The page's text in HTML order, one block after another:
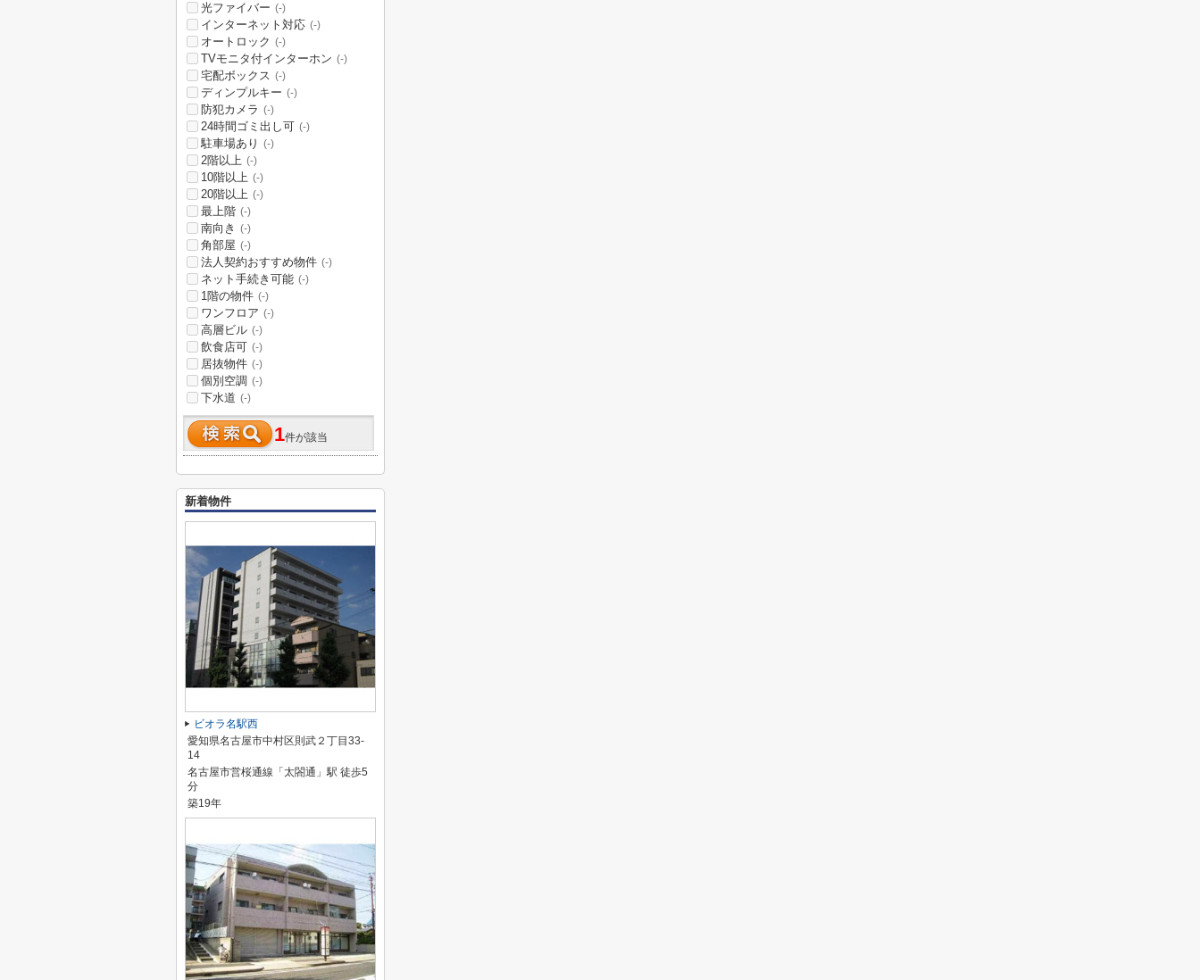
光ファイバー (-)
インターネット対応 (-)
オートロック (-)
TVモニタ付インターホン (-)
宅配ボックス (-)
ディンプルキー (-)
防犯カメラ (-)
24時間ゴミ出し可 (-)
駐車場あり (-)
2階以上 (-)
10階以上 (-)
20階以上 (-)
最上階 (-)
南向き (-)
角部屋 (-)
法人契約おすすめ物件 (-)
ネット手続き可能 (-)
1階の物件 (-)
ワンフロア (-)
高層ビル (-)
飲食店可 (-)
居抜物件 (-)
個別空調 (-)
下水道 (-)
1件が該当
新着物件
ビオラ名駅西
愛知県名古屋市中村区則武２丁目33-
14
名古屋市営桜通線「太閤通」駅 徒歩5
分
築19年